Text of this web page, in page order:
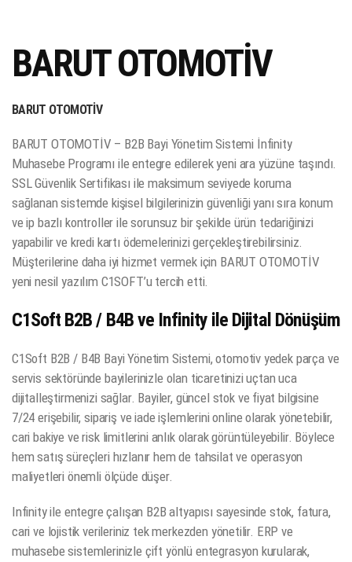
BARUT OTOMOTİV
BARUT OTOMOTİV
BARUT OTOMOTİV – B2B Bayi Yönetim Sistemi İnfinity
Muhasebe Programı ile entegre edilerek yeni ara yüzüne taşındı.
SSL Güvenlik Sertifikası ile maksimum seviyede koruma
sağlanan sistemde kişisel bilgilerinizin güvenliği yanı sıra konum
ve ip bazlı kontroller ile sorunsuz bir şekilde ürün tedariğinizi
yapabilir ve kredi kartı ödemelerinizi gerçekleştirebilirsiniz.
Müşterilerine daha iyi hizmet vermek için BARUT OTOMOTİV
yeni nesil yazılım C1SOFT’u tercih etti.
C1Soft B2B / B4B ve Infinity ile Dijital Dönüşüm
C1Soft B2B / B4B Bayi Yönetim Sistemi, otomotiv yedek parça ve
servis sektöründe bayilerinizle olan ticaretinizi uçtan uca
dijitalleştirmenizi sağlar. Bayiler, güncel stok ve fiyat bilgisine
7/24 erişebilir, sipariş ve iade işlemlerini online olarak yönetebilir,
cari bakiye ve risk limitlerini anlık olarak görüntüleyebilir. Böylece
hem satış süreçleri hızlanır hem de tahsilat ve operasyon
maliyetleri önemli ölçüde düşer.
Infinity ile entegre çalışan B2B altyapısı sayesinde stok, fatura,
cari ve lojistik verileriniz tek merkezden yönetilir. ERP ve
muhasebe sistemlerinizle çift yönlü entegrasyon kurularak,